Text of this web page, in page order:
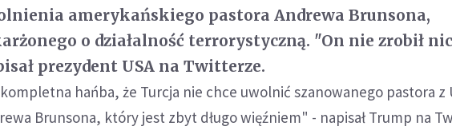
amerykańskiego pastora Andrewa Brunsona,
o działalność terrorystyczną. "On nie zrobił
prezydent USA na Twitterze.
hańba, że Turcja nie chce uwolnić szanowanego pastora z
Brunsona, który jest zbyt długo więźniem" - napisał Trump na